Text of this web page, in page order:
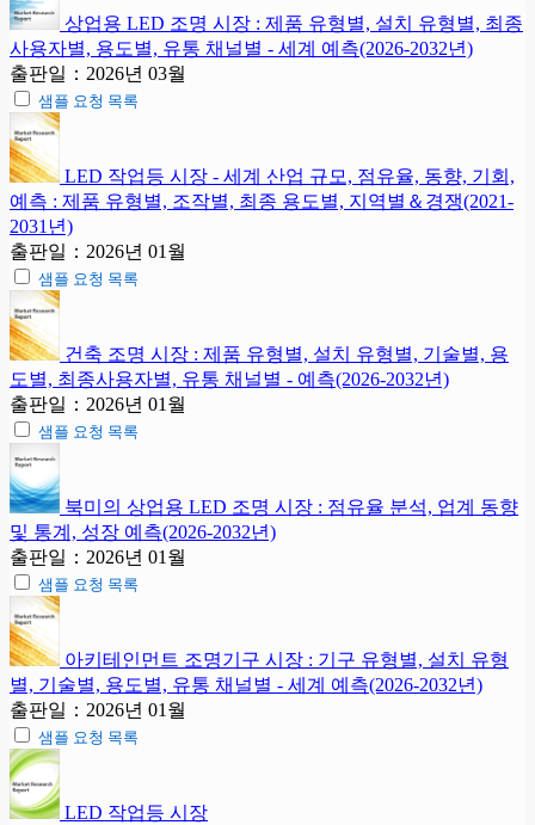
상업용 LED 조명 시장 : 제품 유형별, 설치 유형별, 최종
사용자별, 용도별, 유통 채널별 - 세계 예측(2026-2032년)
출판일：2026년 03월
샘플 요청 목록
LED 작업등 시장 - 세계 산업 규모, 점유율, 동향, 기회,
예측 : 제품 유형별, 조작별, 최종 용도별, 지역별＆경쟁(2021-
2031년)
출판일：2026년 01월
샘플 요청 목록
건축 조명 시장 : 제품 유형별, 설치 유형별, 기술별, 용
도별, 최종사용자별, 유통 채널별 - 예측(2026-2032년)
출판일：2026년 01월
샘플 요청 목록
북미의 상업용 LED 조명 시장 : 점유율 분석, 업계 동향
및 통계, 성장 예측(2026-2032년)
출판일：2026년 01월
샘플 요청 목록
아키테인먼트 조명기구 시장 : 기구 유형별, 설치 유형
별, 기술별, 용도별, 유통 채널별 - 세계 예측(2026-2032년)
출판일：2026년 01월
샘플 요청 목록
LED 작업등 시장